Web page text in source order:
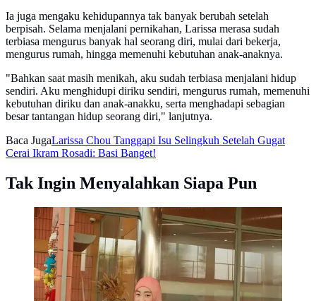
Ia juga mengaku kehidupannya tak banyak berubah setelah
berpisah. Selama menjalani pernikahan, Larissa merasa sudah
terbiasa mengurus banyak hal seorang diri, mulai dari bekerja,
mengurus rumah, hingga memenuhi kebutuhan anak-anaknya.
"Bahkan saat masih menikah, aku sudah terbiasa menjalani hidup
sendiri. Aku menghidupi diriku sendiri, mengurus rumah, memenuhi
kebutuhan diriku dan anak-anakku, serta menghadapi sebagian
besar tantangan hidup seorang diri," lanjutnya.
Baca JugaLarissa Chou Tanggapi Isu Selingkuh Setelah Gugat
Cerai Ikram Rosadi: Basi Banget!
Tak Ingin Menyalahkan Siapa Pun